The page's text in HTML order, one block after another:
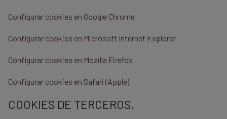
Configurar cookies en Google Chrome
Configurar cookies en Microsoft Internet Explorer
Configurar cookies en Mozilla Firefox
Configurar cookies en Safari (Apple)
COOKIES DE TERCEROS.